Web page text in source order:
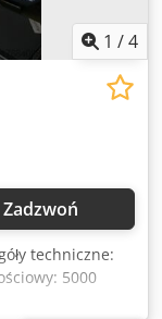
1 /4
Zadzwoń
techniczne:
5000
380 V Wymiary